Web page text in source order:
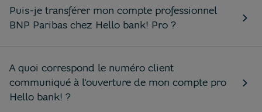
Puis-je transférer mon compte professionnel
BNP Paribas chez Hello bank! Pro ?
A quoi correspond le numéro client
communiqué à l'ouverture de mon compte pro
Hello bank! ?